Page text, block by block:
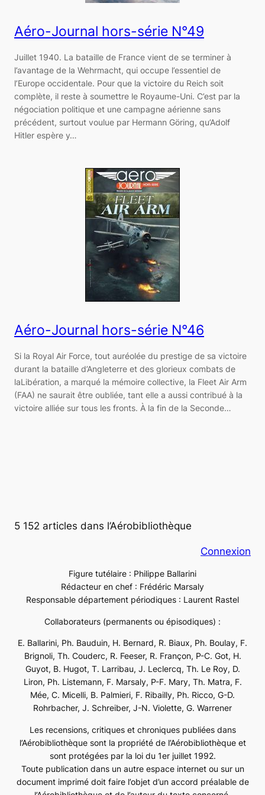
Aéro-Journal hors-série N°49
Juillet 1940. La bataille de France vient de se terminer à
l’avantage de la Wehrmacht, qui occupe l’essentiel de
l’Europe occidentale. Pour que la victoire du Reich soit
complète, il reste à soumettre le Royaume-Uni. C’est par la
négociation politique et une campagne aérienne sans
précédent, surtout voulue par Hermann Göring, qu’Adolf
Hitler espère y…
Aéro-Journal hors-série N°46
Si la Royal Air Force, tout auréolée du prestige de sa victoire
durant la bataille d’Angleterre et des glorieux combats de
laLibération, a marqué la mémoire collective, la Fleet Air Arm
(FAA) ne saurait être oubliée, tant elle a aussi contribué à la
victoire alliée sur tous les fronts. À la fin de la Seconde…
5 152 articles dans l’Aérobibliothèque
Connexion
Figure tutélaire : Philippe Ballarini
Rédacteur en chef : Frédéric Marsaly
Responsable département périodiques : Laurent Rastel
Collaborateurs (permanents ou épisodiques) :
E. Ballarini, Ph. Bauduin, H. Bernard, R. Biaux, Ph. Boulay, F.
Brignoli, Th. Couderc, R. Feeser, R. Françon, P-C. Got, H.
Guyot, B. Hugot, T. Larribau, J. Leclercq, Th. Le Roy, D.
Liron, Ph. Listemann, F. Marsaly, P-F. Mary, Th. Matra, F.
Mée, C. Micelli, B. Palmieri, F. Ribailly, Ph. Ricco, G-D.
Rohrbacher, J. Schreiber, J-N. Violette, G. Warrener
Les recensions, critiques et chroniques publiées dans
l’Aérobibliothèque sont la propriété de l’Aérobibliothèque et
sont protégées par la loi du 1er juillet 1992.
Toute publication dans un autre espace internet ou sur un
document imprimé doit faire l’objet d’un accord préalable de